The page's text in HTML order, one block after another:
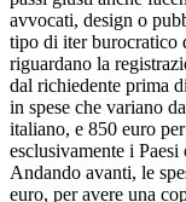
avvocati, design o
tipo di iter burocratico
riguardano la
dal richiedente prima
in spese che variano
italiano, e 850 euro
esclusivamente i
Andando avanti, le
euro, per avere una